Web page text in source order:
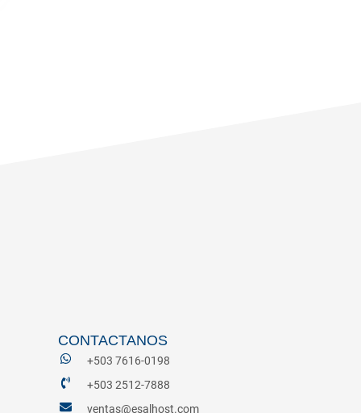
CONTACTANOS
+503 7616-0198
+503 2512-7888
ventas@esalhost.com